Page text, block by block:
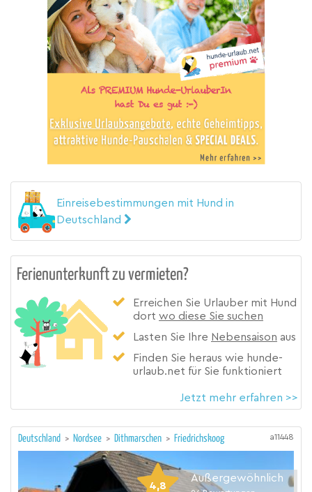
Einreisebestimmungen mit Hund in
Deutschland
Ferienunterkunft zu vermieten?
Erreichen Sie Urlauber mit Hund
dort wo diese Sie suchen
Lasten Sie Ihre Nebensaison aus
Finden Sie heraus wie hunde-
urlaub.net für Sie funktioniert
Jetzt mehr erfahren >>
Deutschland > Nordsee > Dithmarschen > Friedrichskoog a11448
4,8
Außergewöhnlich